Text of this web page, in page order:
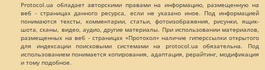
Protocol.ua обладает авторскими правами на информацию, размещенную на
веб - страницах данного ресурса, если не указано иное. Под информацией
понимаются тексты, комментарии, статьи, фотоизображения, рисунки, ящик-
шота, сканы, видео, аудио, другие материалы. При использовании материалов,
размещенных на веб - страницах «Протокол» наличие гиперссылки открытого
для индексации поисковыми системами на protocol.ua обязательна. Под
использованием понимается копирования, адаптация, рерайтинг, модификация
и тому подобное.